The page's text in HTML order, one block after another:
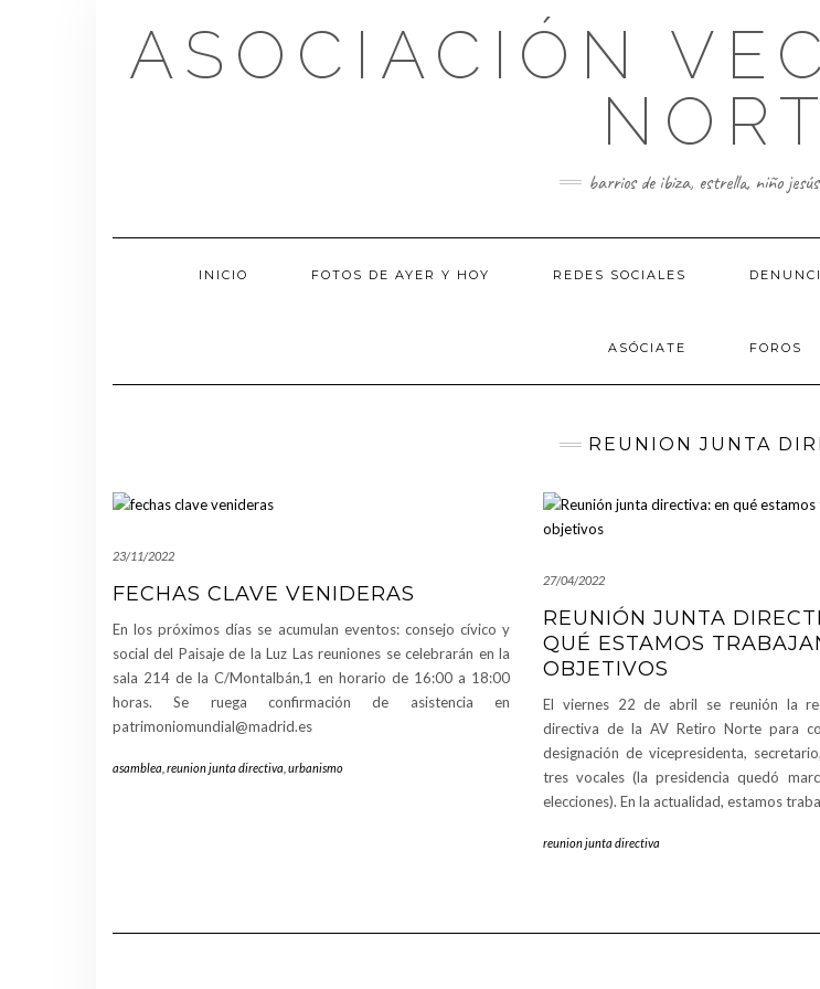
ASOCIACIÓN
barrios de ibiza, estrella, niño
INICIO FOTOS DE AYER Y HOY REDES SOCIALES
ASÓCIATE FOROS
REUNION JUNTA
23/11/2022
FECHAS CLAVE VENIDERAS
En los próximos días se acumulan eventos: consejo cívico y
social del Paisaje de la Luz Las reuniones se celebrarán en la
sala 214 de la C/Montalbán,1 en horario de 16:00 a 18:00
horas. Se ruega confirmación de asistencia en
patrimoniomundial@madrid.es
asamblea reunion junta directiva urbanismo
27/04/2022
REUNIÓN JUNTA
QUÉ ESTAMOS
OBJETIVOS
El viernes 22 de abril se reunión la
directiva de la AV Retiro Norte para
designación de vicepresidenta,
tres vocales (la presidencia quedó
elecciones). En la actualidad, estamos
reunion junta directiva